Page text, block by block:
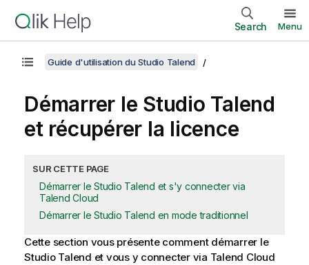
Search Menu
Guide d'utilisation du Studio Talend
Démarrer le Studio Talend
et récupérer la licence
SUR CETTE PAGE
Démarrer le Studio Talend et s'y connecter via
Talend Cloud
Démarrer le Studio Talend en mode traditionnel
Cette section vous présente comment démarrer le
Studio Talend et vous y connecter via Talend Cloud